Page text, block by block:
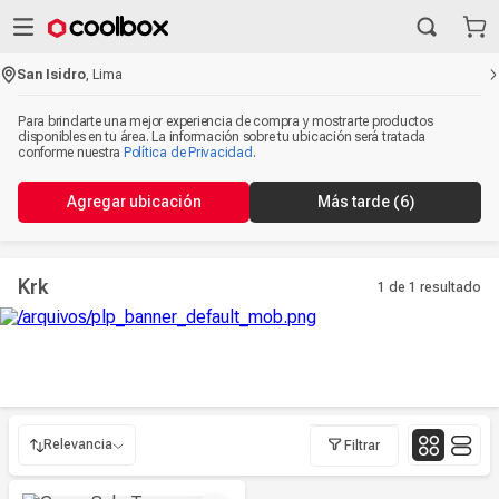
San Isidro ,Lima
Para brindarte una mejor experiencia de compra y mostrarte productos
disponibles en tu área. La información sobre tu ubicación será tratada
conforme nuestra Política de Privacidad .
Agregar ubicación Más tarde (6)
Krk 1 de 1 resultado
Relevancia
Relevancia
Filtrar